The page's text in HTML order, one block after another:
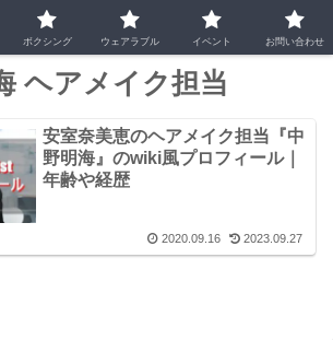
ヘアメイク担当
安室奈美恵のヘアメイク担当『中
野明海』のwiki風プロフィール｜
年齢や経歴
2020.09.16 2023.09.27
ボクシング ウェアラブル イベント お問い合わせ